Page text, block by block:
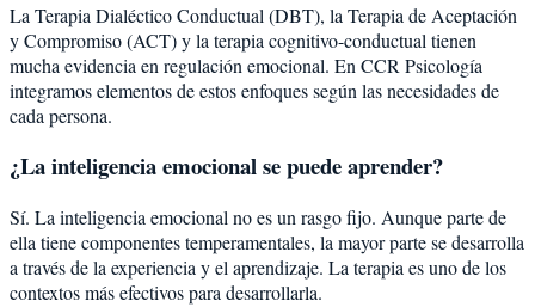
La Terapia Dialéctico Conductual (DBT), la Terapia de Aceptación
y Compromiso (ACT) y la terapia cognitivo-conductual tienen
mucha evidencia en regulación emocional. En CCR Psicología
integramos elementos de estos enfoques según las necesidades de
cada persona.
¿La inteligencia emocional se puede aprender?
Sí. La inteligencia emocional no es un rasgo fijo. Aunque parte de
ella tiene componentes temperamentales, la mayor parte se desarrolla
a través de la experiencia y el aprendizaje. La terapia es uno de los
contextos más efectivos para desarrollarla.